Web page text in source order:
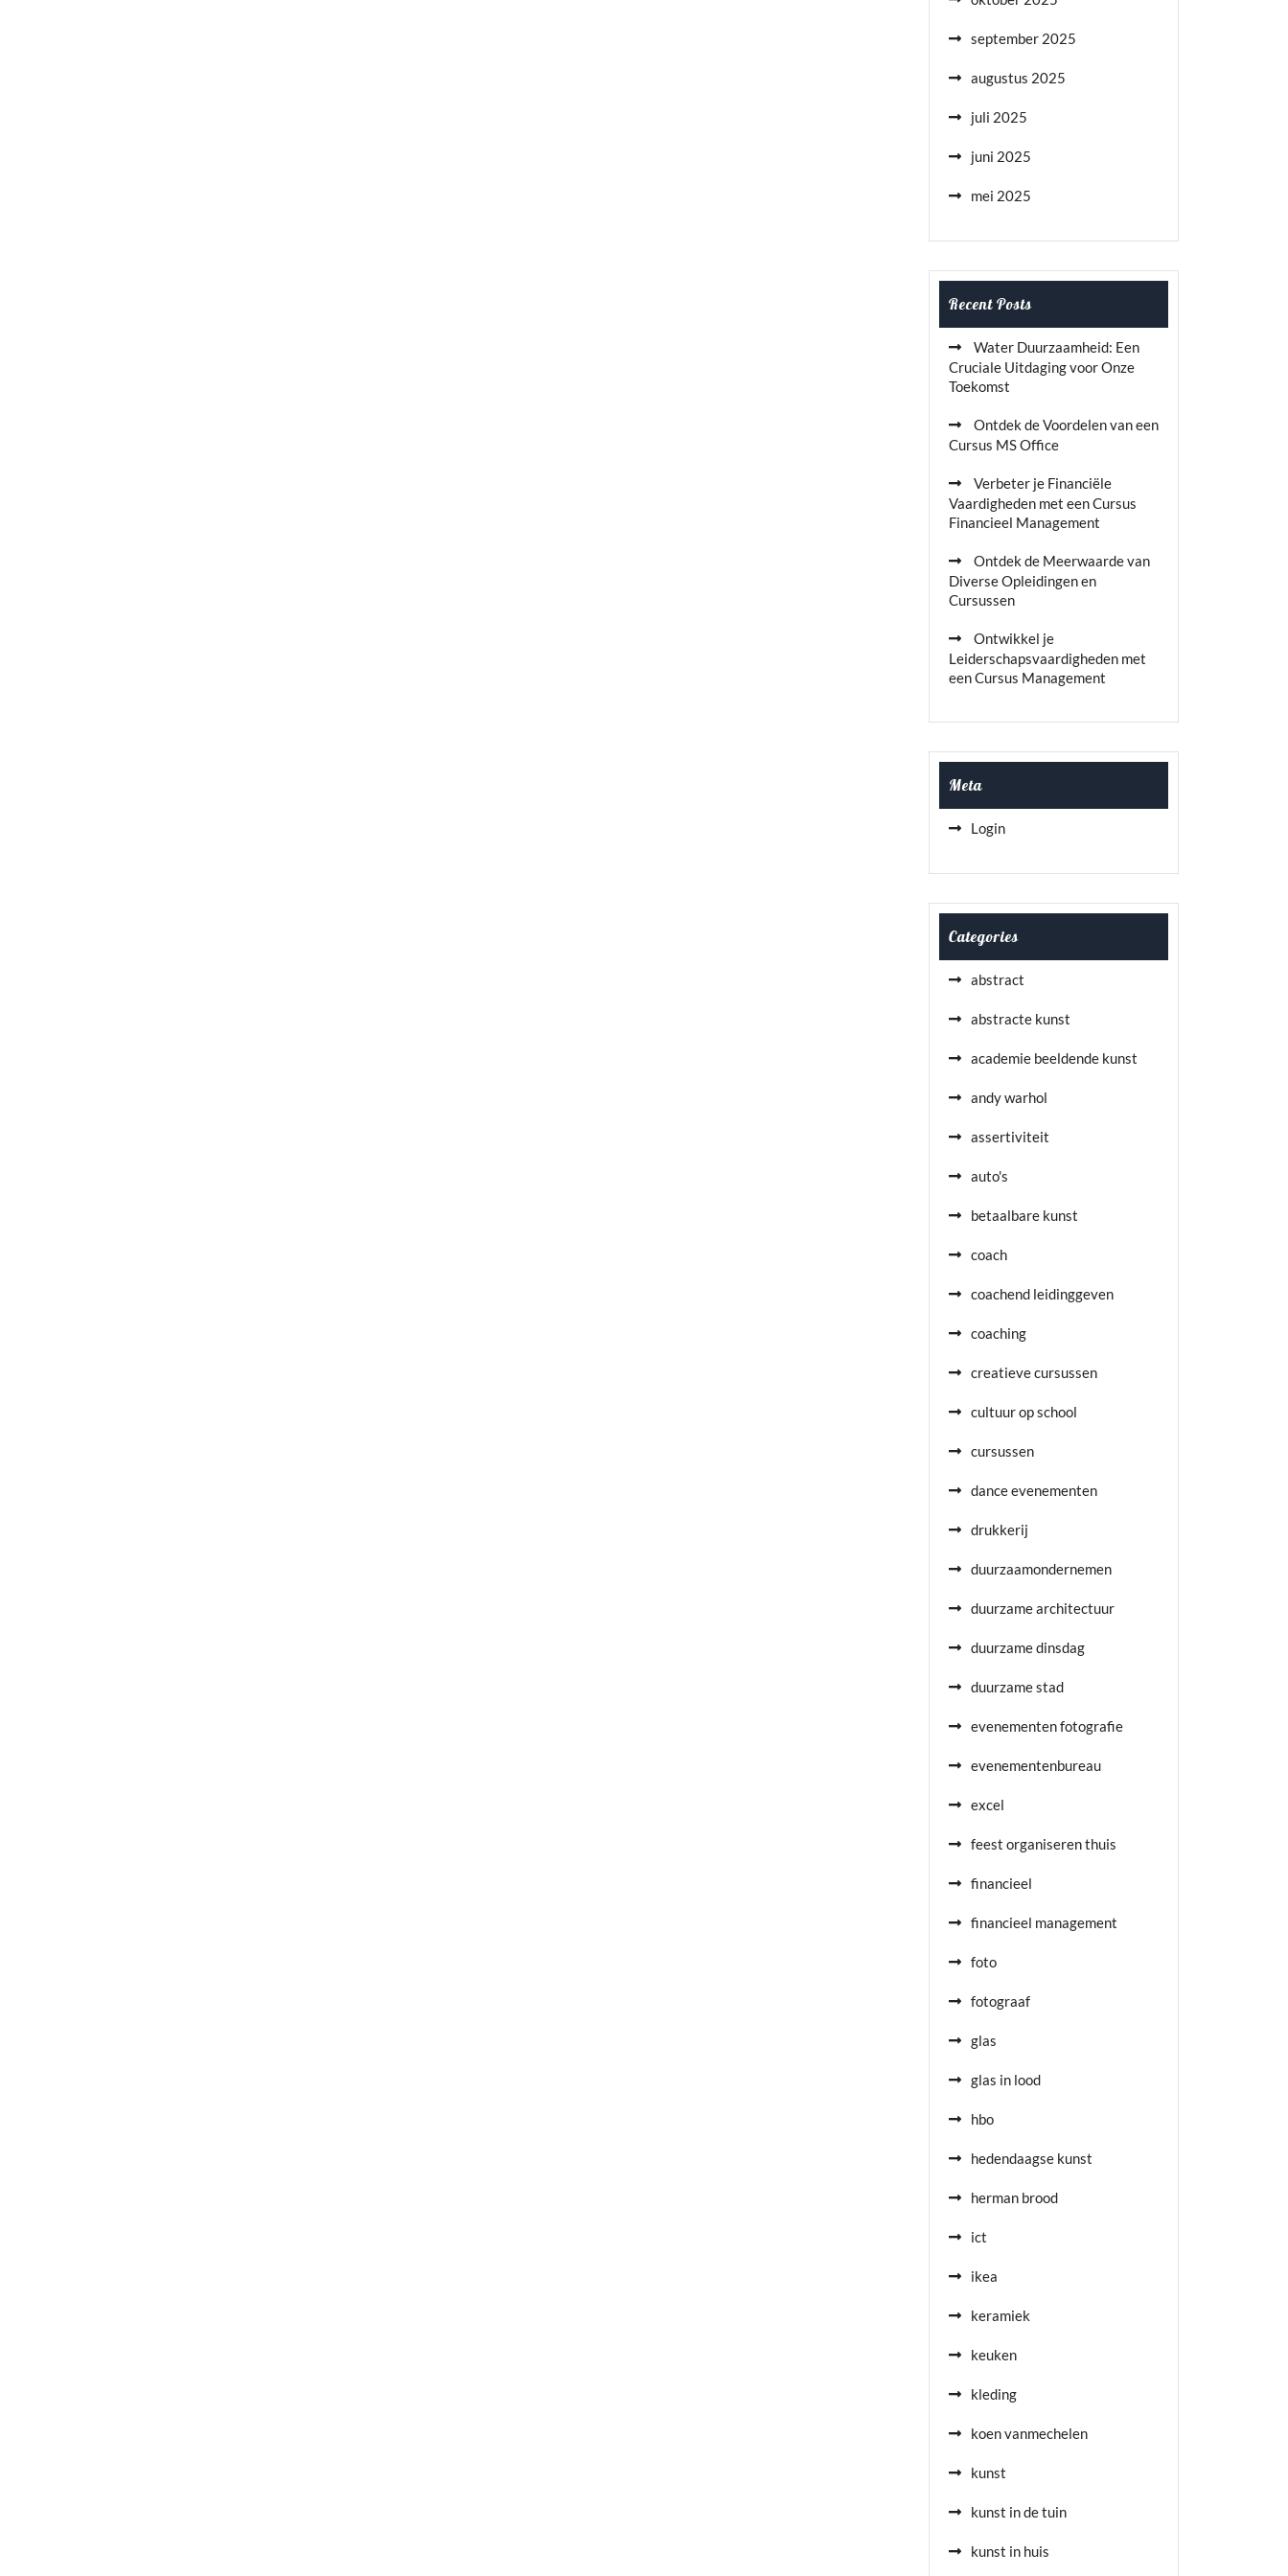
september 2025
augustus 2025
juli 2025
juni 2025
mei 2025
Recent Posts
Water Duurzaamheid: Een
Cruciale Uitdaging voor Onze
Toekomst
Ontdek de Voordelen van een
Cursus MS Office
Verbeter je Financiële
Vaardigheden met een Cursus
Financieel Management
Ontdek de Meerwaarde van
Diverse Opleidingen en
Cursussen
Ontwikkel je
Leiderschapsvaardigheden met
een Cursus Management
Meta
Login
Categories
abstract
abstracte kunst
academie beeldende kunst
andy warhol
assertiviteit
auto's
betaalbare kunst
coach
coachend leidinggeven
coaching
creatieve cursussen
cultuur op school
cursussen
dance evenementen
drukkerij
duurzaamondernemen
duurzame architectuur
duurzame dinsdag
duurzame stad
evenementen fotografie
evenementenbureau
excel
feest organiseren thuis
financieel
financieel management
foto
fotograaf
glas
glas in lood
hbo
hedendaagse kunst
herman brood
ict
ikea
keramiek
keuken
kleding
koen vanmechelen
kunst
kunst in de tuin
kunst in huis